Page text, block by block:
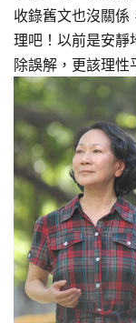
收錄舊文也沒關
理吧！以前是安靜
除誤解，更該理性